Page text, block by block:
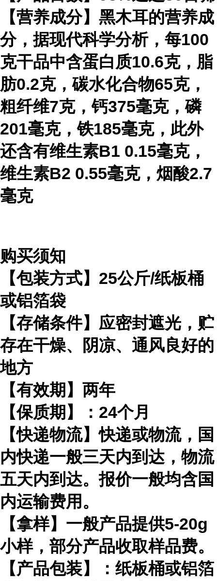
【营养成分】黑木耳的营养成
分，据现代科学分析，每100
克干品中含蛋白质10.6克，脂
肪0.2克，碳水化合物65克，
粗纤维7克，钙375毫克，磷
201毫克，铁185毫克，此外
还含有维生素B1 0.15毫克，
维生素B2 0.55毫克，烟酸2.7
毫克
购买须知
【包装方式】25公斤/纸板桶
或铝箔袋
【存储条件】应密封遮光，贮
存在干燥、阴凉、通风良好的
地方
【有效期】两年
【保质期】：24个月
【快递物流】快递或物流，国
内快递一般三天内到达，物流
五天内到达。报价一般均含国
内运输费用。
【拿样】一般产品提供5-20g
小样，部分产品收取样品费。
【产品包装】：纸板桶或铝箔